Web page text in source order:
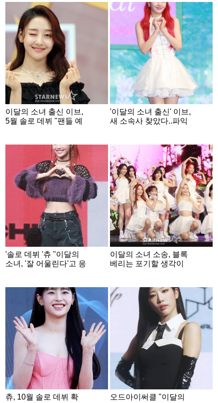
이달의 소녀 출신 이브,
5월 솔로 데뷔 "팬들 예
'이달의 소녀 출신' 이브,
새 소속사 찾았다..파익
'솔로 데뷔 '츄 "이달의
소녀, '잘 어울린다'고 응
이달의 소녀 소송, 블록
베리는 포기할 생각이
츄, 10월 솔로 데뷔 확
오드아이써클 "이달의